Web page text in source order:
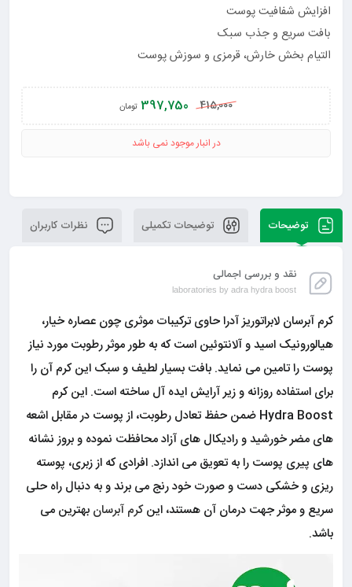
افزایش شفافیت پوست
بافت سریع و جذب سبک
التیام بخش خارش، قرمزی و سوزش پوست
415,000
397,750 تومان
در انبار موجود نمی باشد
توضیحات توضیحات تکمیلی نظرات کاربران
نقد و بررسی اجمالی
laboratories by adra hydra boost
کرم آبرسان لابراتوریز آدرا حاوی ترکیبات موثری چون عصاره خیار،
هیالورونیک اسید و آلانتوئین است که به طور موثر رطوبت مورد نیاز
پوست را تامین می نماید. بافت بسیار لطیف و سبک این کرم آن را
برای استفاده روزانه و زیر آرایش ایده‌ آل ساخته است. این کرم
Hydra Boost ضمن حفظ تعادل رطوبت، از پوست در مقابل اشعه
های مضر خورشید و رادیکال های آزاد محافظت نموده و بروز نشانه
های پیری پوست را به تعویق می اندازد. افرادی که از زبری، پوسته
ریزی و خشکی دست و صورت خود رنج می برند و به دنبال راه حلی
سریع و موثر جهت درمان آن هستند، اینکرم آبرسان بهترین می
باشد.